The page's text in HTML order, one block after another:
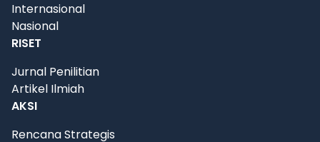
Internasional
Nasional
RISET
Jurnal Penilitian
Artikel Ilmiah
AKSI
Rencana Strategis